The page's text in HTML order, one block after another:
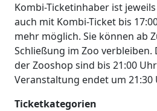
Kombi-Ticketinhaber ist
auch mit Kombi-Ticket bis
mehr möglich. Sie können ab
Schließung im Zoo
der Zooshop sind bis 21:00
Veranstaltung endet um 21:30
Ticketkategorien